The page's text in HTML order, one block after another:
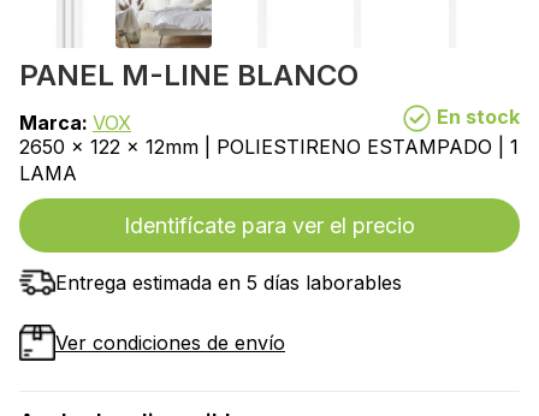
PANEL M-LINE BLANCO
Marca: VOX
En stock
2650 x 122 x 12mm | POLIESTIRENO ESTAMPADO | 1
LAMA
Identifícate para ver el precio
Entrega estimada en 5 días laborables
Ver condiciones de envío